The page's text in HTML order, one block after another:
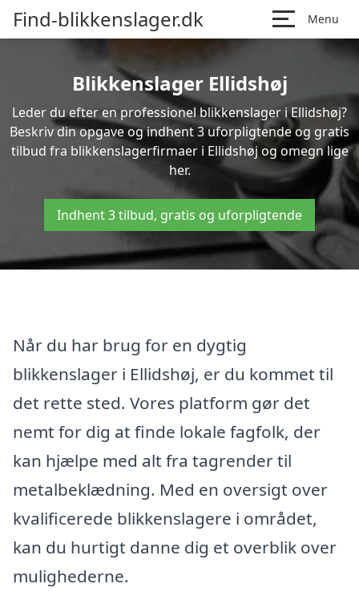
Find-blikkenslager.dk Menu
Blikkenslager Ellidshøj
Leder du efter en professionel blikkenslager i Ellidshøj?
Beskriv din opgave og indhent 3 uforpligtende og gratis
tilbud fra blikkenslagerfirmaer i Ellidshøj og omegn lige
her.
Indhent 3 tilbud, gratis og uforpligtende
Når du har brug for en dygtig
blikkenslager i Ellidshøj, er du kommet til
det rette sted. Vores platform gør det
nemt for dig at finde lokale fagfolk, der
kan hjælpe med alt fra tagrender til
metalbeklædning. Med en oversigt over
kvalificerede blikkenslagere i området,
kan du hurtigt danne dig et overblik over
mulighederne.